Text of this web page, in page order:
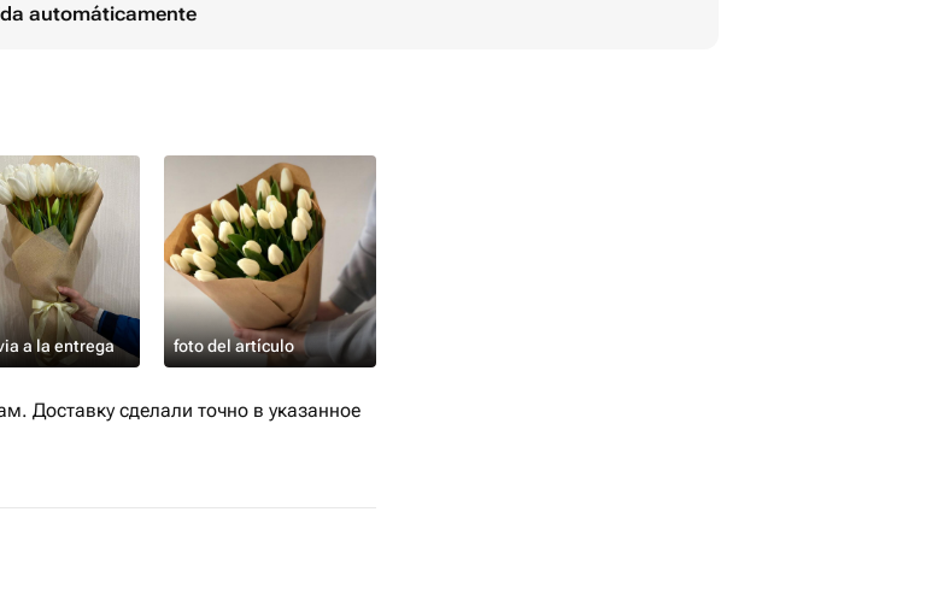
automáticamente
a la entrega foto del artículo
Доставку сделали точно в указанное